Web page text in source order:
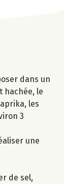
dans un
hachée, le
les
3
une
de sel,